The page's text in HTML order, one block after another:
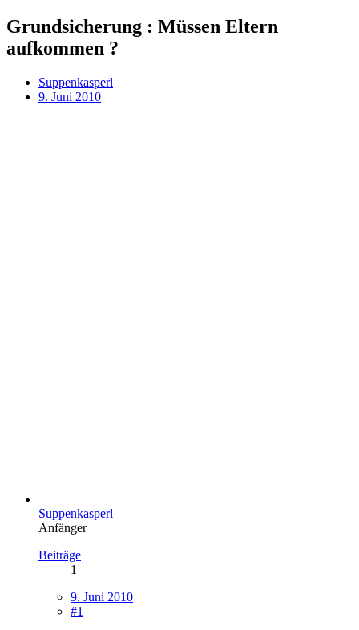
Grundsicherung : Müssen Eltern
aufkommen ?
Suppenkasperl
9. Juni 2010
Suppenkasperl
Anfänger
Beiträge
1
9. Juni 2010
#1